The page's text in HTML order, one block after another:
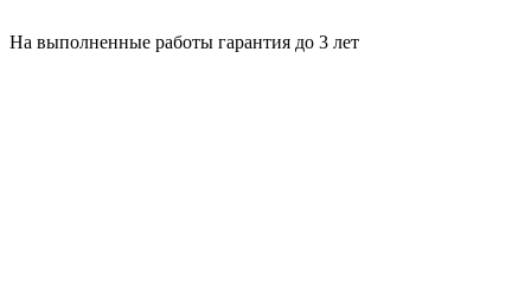
На выполненные работы гарантия до 3 лет